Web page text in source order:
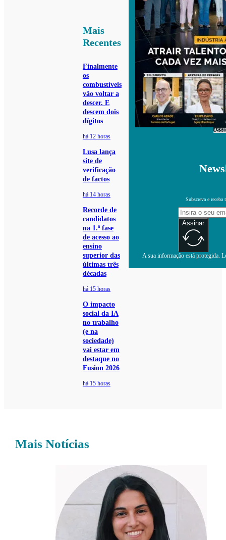
Mais
Recentes
Finalmente
os
combustíveis
vão voltar a
descer. E
descem dois
dígitos
há 12 horas
Lusa lança
site de
verificação
de factos
há 14 horas
Recorde de
candidatos
na 1.ª fase
de acesso ao
ensino
superior das
últimas três
décadas
há 15 horas
O impacto
social da IA
no trabalho
(e na
sociedade)
vai estar em
destaque no
Fusion 2026
há 15 horas
Subscreva e receba
Assinar
A sua informação está protegida.
Mais Notícias